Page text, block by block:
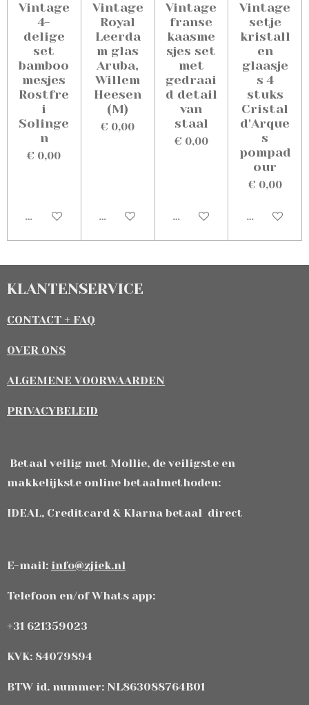
Vintage
4-
delige
set
bamboo
mesjes
Rostfre
i
Solinge
n
€ 0,00
Uitverkocht
Vintage
Royal
Leerda
m glas
Aruba,
Willem
Heesen
(M)
€ 0,00
Uitverkocht
Vintage
franse
kaasme
sjes set
met
gedraai
d detail
van
staal
€ 0,00
Uitverkocht
Vintage
setje
kristall
en
glaasje
s 4
stuks
Cristal
d'Arque
s
pompad
our
€ 0,00
KLANTENSERVICE
CONTACT + FAQ
OVER ONS
ALGEMENE VOORWAARDEN
PRIVACYBELEID
Betaal veilig met Mollie, de veiligste en
makkelijkste online betaalmethoden:
IDEAL, Creditcard & Klarna betaal direct
E-mail: info@zjiek.nl
Telefoon en/of Whats app:
+31 621359023
KVK: 84079894
BTW id. nummer: NL863088764B01